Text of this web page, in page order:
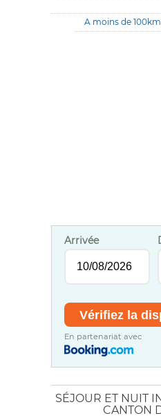
A moins de
Arrivée
En partenariat avec
SÉJOUR ET NUIT
CANTON